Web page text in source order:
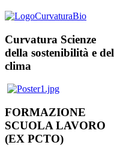
Curvatura Scienze
della sostenibilità e del
clima
FORMAZIONE
SCUOLA LAVORO
(EX PCTO)